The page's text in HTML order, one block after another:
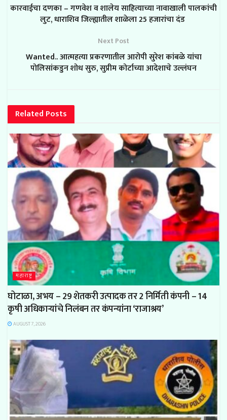
कारवाईचा दणका – गणवेश व शालेय साहित्याच्या नावाखाली पालकांची
लुट, धाराशिव जिल्ह्यातील शाळेला 25 हजारांचा दंड
Next Post
Wanted.. आत्महत्या प्रकरणातील आरोपी सुरेश कांबळे यांचा
पोलिसांकडुन शोध सुरु, सुप्रीम कोर्टाच्या आदेशाचे उल्लंघन
Related Posts
महाराष्ट्र
घोटाळा, अभय – 29 शेतकरी उत्पादक तर 2 निर्मिती कंपनी – 14
कृषी अधिकाऱ्यांचे निलंबन तर कंपन्यांना ‘राजाश्रय’
AUGUST 7, 2026